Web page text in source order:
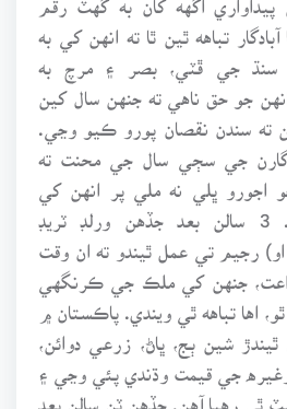
تباهه ٿين ٿا ته انهن کي به
سنڌ جي ڦٽي، بصر ۽ مرچ به
جو حق ناهي ته جنهن سال کين
ته سندن نقصان پورو ڪيو وڃي.
جي سڄي سال جي محنت ته
اجورو ڀلي نه ملي پر انهن کي
لاڳت ته ملڻ گهرجي. 3 سالن بعد جڏهن ورلڊ ٽريڊ
او) رجيم تي عمل ٿيندو ته ان وقت
جنهن کي ملڪ جي ڪرنگهي
اها تباهه ٿي ويندي. پاڪستان ۾
ٿيندڙ شين ٻج، ڀاڻ، زرعي دوائن،
جي قيمت وڌندي پئي وڃي ۽
ٿي رهيا آهن. جڏهن ٽن سالن بعد